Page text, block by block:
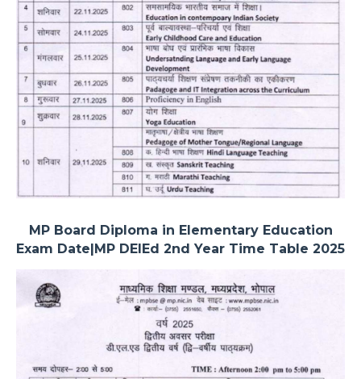
MP Board Diploma in Elementary Education
Exam Date|MP DElEd 2nd Year Time Table 2025